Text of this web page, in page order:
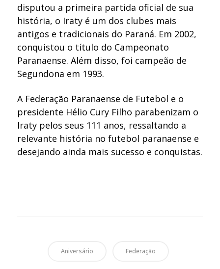
disputou a primeira partida oficial de sua
história, o Iraty é um dos clubes mais
antigos e tradicionais do Paraná. Em 2002,
conquistou o título do Campeonato
Paranaense. Além disso, foi campeão de
Segundona em 1993.
A Federação Paranaense de Futebol e o
presidente Hélio Cury Filho parabenizam o
Iraty pelos seus 111 anos, ressaltando a
relevante história no futebol paranaense e
desejando ainda mais sucesso e conquistas.
Aniversário Federação